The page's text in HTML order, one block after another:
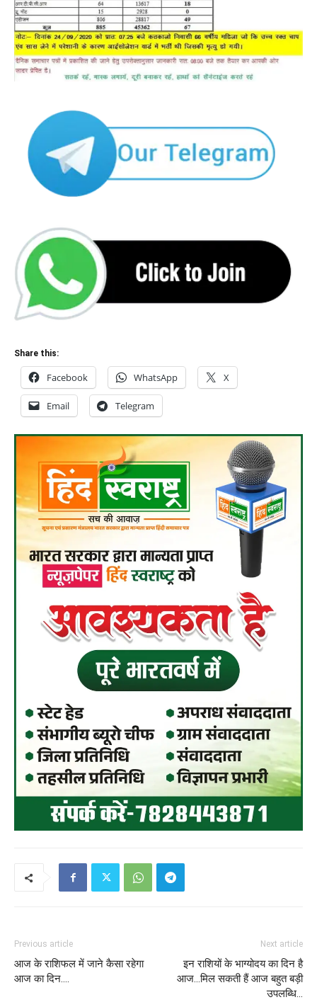
Share this:
Facebook WhatsApp X
Email Telegram
Previous article
आज के राशिफल में जाने कैसा रहेगा
आज का दिन….
Next article
इन राशियों के भाग्योदय का दिन है
आज…मिल सकती हैं आज बहुत बड़ी
उपलब्धि…